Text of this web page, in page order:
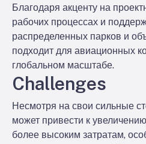
Благодаря акценту на
рабочих процессах и
распределенных парков и
подходит для авиационных
глобальном масштабе.
Challenges
Несмотря на свои сильные
может привести к
более высоким затратам,